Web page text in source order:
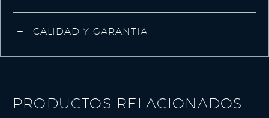
CALIDAD Y GARANTIA
PRODUCTOS RELACIONADOS